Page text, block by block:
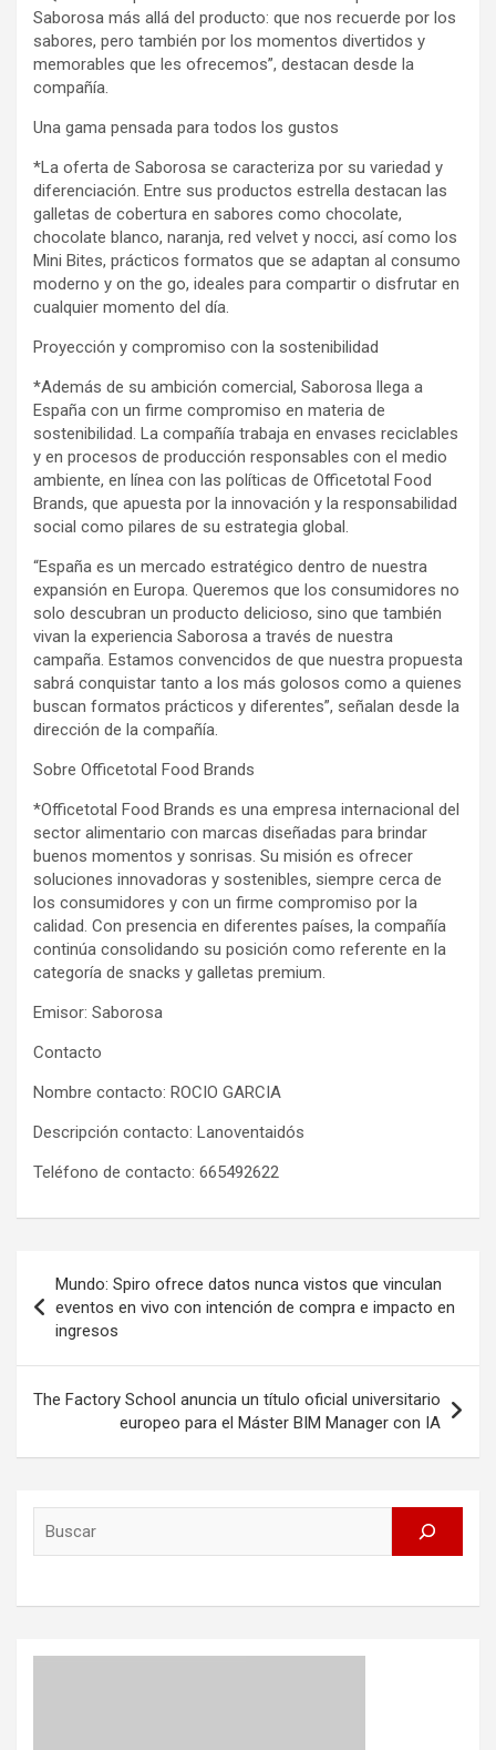
Saborosa más allá del producto: que nos recuerde por los
sabores, pero también por los momentos divertidos y
memorables que les ofrecemos”, destacan desde la
compañía.
Una gama pensada para todos los gustos
*La oferta de Saborosa se caracteriza por su variedad y
diferenciación. Entre sus productos estrella destacan las
galletas de cobertura en sabores como chocolate,
chocolate blanco, naranja, red velvet y nocci, así como los
Mini Bites, prácticos formatos que se adaptan al consumo
moderno y on the go, ideales para compartir o disfrutar en
cualquier momento del día.
Proyección y compromiso con la sostenibilidad
*Además de su ambición comercial, Saborosa llega a
España con un firme compromiso en materia de
sostenibilidad. La compañía trabaja en envases reciclables
y en procesos de producción responsables con el medio
ambiente, en línea con las políticas de Officetotal Food
Brands, que apuesta por la innovación y la responsabilidad
social como pilares de su estrategia global.
“España es un mercado estratégico dentro de nuestra
expansión en Europa. Queremos que los consumidores no
solo descubran un producto delicioso, sino que también
vivan la experiencia Saborosa a través de nuestra
campaña. Estamos convencidos de que nuestra propuesta
sabrá conquistar tanto a los más golosos como a quienes
buscan formatos prácticos y diferentes”, señalan desde la
dirección de la compañía.
Sobre Officetotal Food Brands
*Officetotal Food Brands es una empresa internacional del
sector alimentario con marcas diseñadas para brindar
buenos momentos y sonrisas. Su misión es ofrecer
soluciones innovadoras y sostenibles, siempre cerca de
los consumidores y con un firme compromiso por la
calidad. Con presencia en diferentes países, la compañía
continúa consolidando su posición como referente en la
categoría de snacks y galletas premium.
Emisor: Saborosa
Contacto
Nombre contacto: ROCIO GARCIA
Descripción contacto: Lanoventaidós
Teléfono de contacto: 665492622
navigation
Mundo: Spiro ofrece datos nunca vistos que vinculan
eventos en vivo con intención de compra e impacto en
ingresos
The Factory School anuncia un título oficial universitario
europeo para el Máster BIM Manager con IA